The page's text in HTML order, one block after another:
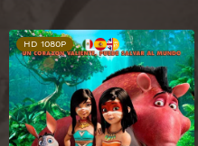
HD 1080P